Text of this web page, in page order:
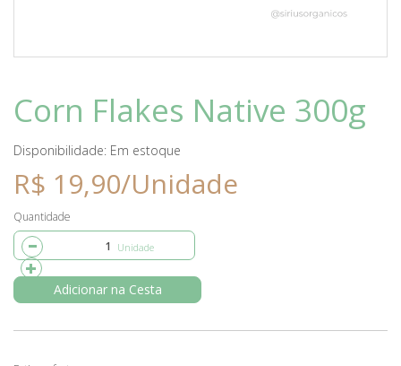
Corn Flakes Native 300g
Disponibilidade: Em estoque
R$ 19,90/Unidade
Quantidade
Adicionar na Cesta